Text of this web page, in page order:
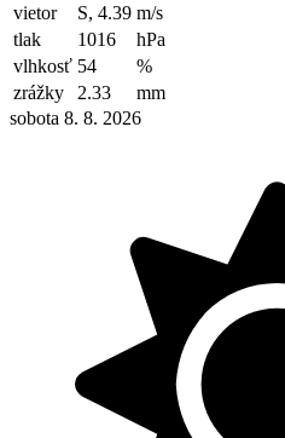
vietor
S, 4.39 m/s
tlak
1016
hPa
vlhkosť 54
%
zrážky
2.33
mm
sobota 8. 8. 2026